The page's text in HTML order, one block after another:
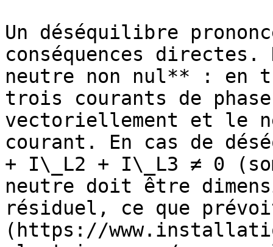
Un déséquilibre
conséquences
neutre non nul** : en
trois courants de phase
vectoriellement et le
courant. En cas de
+ I\_L2 + I\_L3 ≠ 0
neutre doit être
résiduel, ce que
(https://